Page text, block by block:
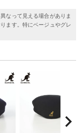
なって見える場合がありま
ます。特にベージュやグレ